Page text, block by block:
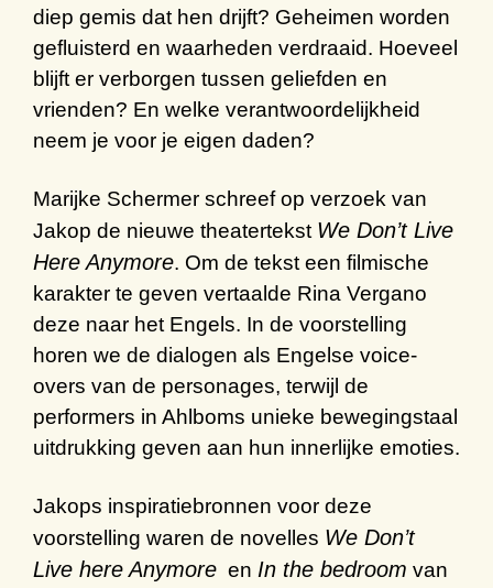
diep gemis dat hen drijft? Geheimen worden
gefluisterd en waarheden verdraaid. Hoeveel
blijft er verborgen tussen geliefden en
vrienden? En welke verantwoordelijkheid
neem je voor je eigen daden?
Marijke Schermer schreef op verzoek van
Jakop de nieuwe theatertekst We Don’t Live
Here Anymore. Om de tekst een filmische
karakter te geven vertaalde Rina Vergano
deze naar het Engels. In de voorstelling
horen we de dialogen als Engelse voice-
overs van de personages, terwijl de
performers in Ahlboms unieke bewegingstaal
uitdrukking geven aan hun innerlijke emoties.
Jakops inspiratiebronnen voor deze
voorstelling waren de novelles We Don’t
Live here Anymore en In the bedroom van